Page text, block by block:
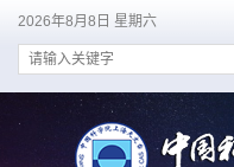
2026年8月8日 星期六